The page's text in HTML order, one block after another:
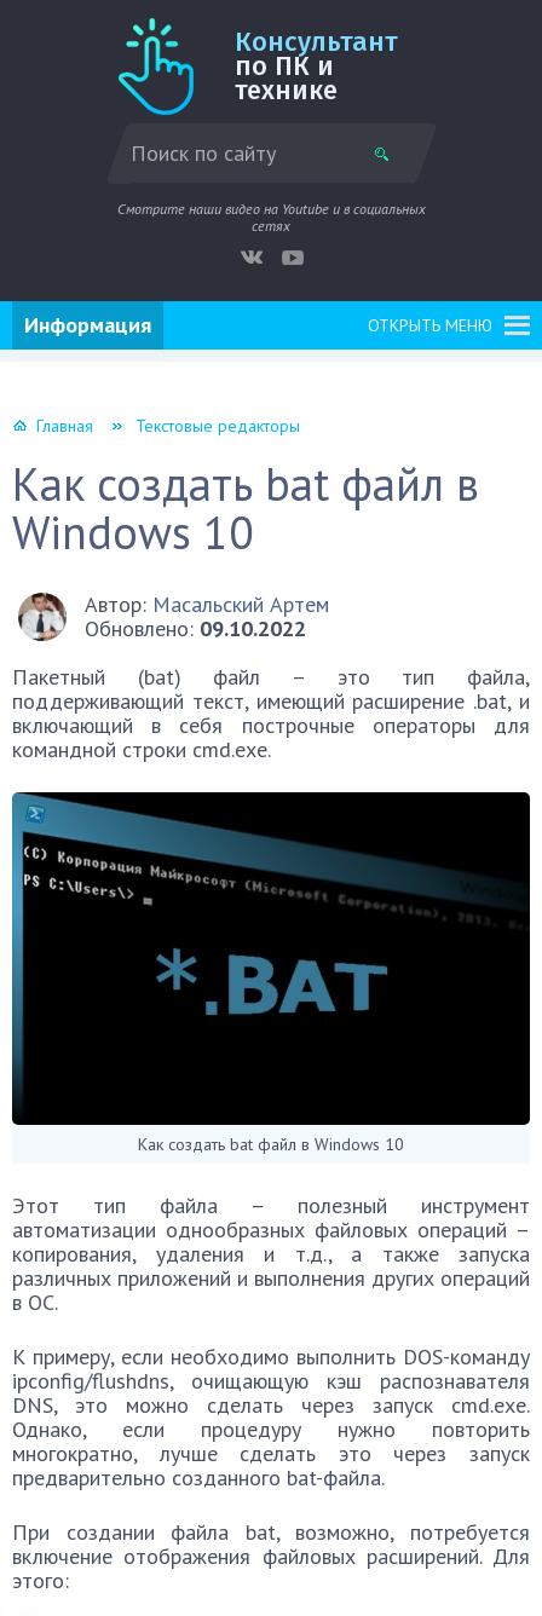
Консультант
по ПК и
технике
Смотрите наши видео на Youtube и в социальных
сетях
ОТКРЫТЬ МЕНЮ
Информация
Главная Текстовые редакторы
Как создать bat файл в
Windows 10
Автор: Масальский Артем
Обновлено: 09.10.2022
Пакетный (bat) файл – это тип файла,
поддерживающий текст, имеющий расширение .bat, и
включающий в себя построчные операторы для
командной строки cmd.exe.
Как создать bat файл в Windows 10
Этот тип файла – полезный инструмент
автоматизации однообразных файловых операций –
копирования, удаления и т.д., а также запуска
различных приложений и выполнения других операций
в ОС.
К примеру, если необходимо выполнить DOS-команду
ipconfig/flushdns, очищающую кэш распознавателя
DNS, это можно сделать через запуск cmd.exe.
Однако, если процедуру нужно повторить
многократно, лучше сделать это через запуск
предварительно созданного bat-файла.
При создании файла bat, возможно, потребуется
включение отображения файловых расширений. Для
этого: